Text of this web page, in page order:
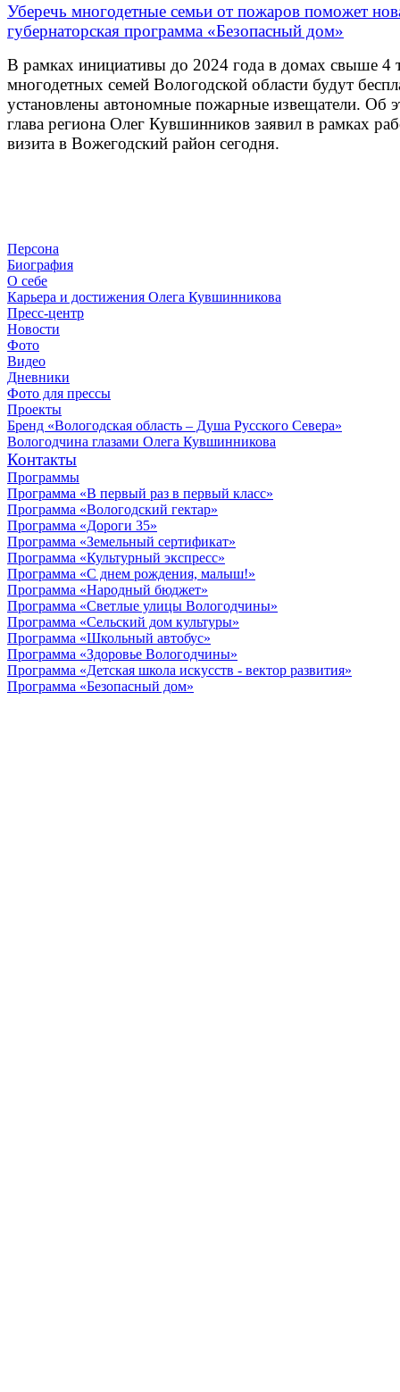
Уберечь многодетные семьи от пожаров поможет
губернаторская программа «Безопасный дом»
В рамках инициативы до 2024 года в домах свыше 4
многодетных семей Вологодской области будут
установлены автономные пожарные извещатели. Об
глава региона Олег Кувшинников заявил в рамках
визита в Вожегодский район сегодня.
Персона
Биография
О себе
Карьера и достижения Олега Кувшинникова
Пресс-центр
Новости
Фото
Видео
Дневники
Фото для прессы
Проекты
Бренд «Вологодская область – Душа Русского Севера»
Вологодчина глазами Олега Кувшинникова
Контакты
Программы
Программа «В первый раз в первый класс»
Программа «Вологодский гектар»
Программа «Дороги 35»
Программа «Земельный сертификат»
Программа «Культурный экспресс»
Программа «С днем рождения, малыш!»
Программа «Народный бюджет»
Программа «Светлые улицы Вологодчины»
Программа «Сельский дом культуры»
Программа «Школьный автобус»
Программа «Здоровье Вологодчины»
Программа «Детская школа искусств - вектор развития»
Программа «Безопасный дом»